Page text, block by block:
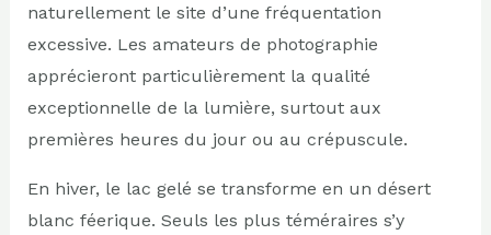
naturellement le site d’une fréquentation
excessive. Les amateurs de photographie
apprécieront particulièrement la qualité
exceptionnelle de la lumière, surtout aux
premières heures du jour ou au crépuscule.
En hiver, le lac gelé se transforme en un désert
blanc féerique. Seuls les plus téméraires s’y